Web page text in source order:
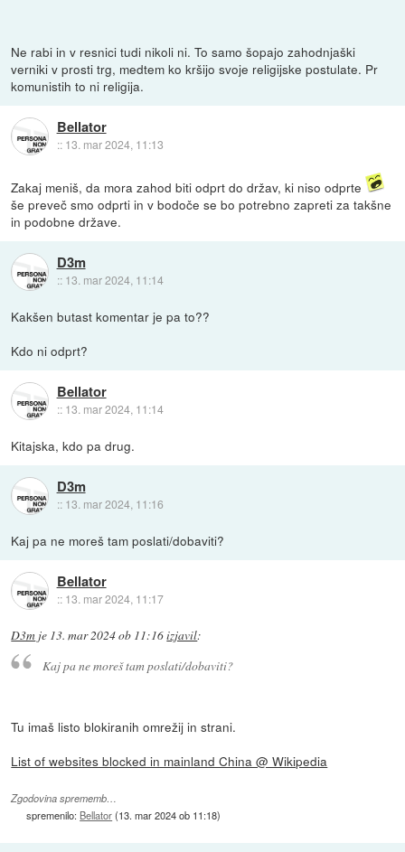
Ne rabi in v resnici tudi nikoli ni. To samo šopajo zahodnjaški
verniki v prosti trg, medtem ko kršijo svoje religijske postulate. Pr
komunistih to ni religija.
Bellator
:: 13. mar 2024, 11:13
Zakaj meniš, da mora zahod biti odprt do držav, ki niso odprte
še preveč smo odprti in v bodoče se bo potrebno zapreti za takšne
in podobne države.
D3m
:: 13. mar 2024, 11:14
Kakšen butast komentar je pa to??
Kdo ni odprt?
Bellator
:: 13. mar 2024, 11:14
Kitajska, kdo pa drug.
D3m
:: 13. mar 2024, 11:16
Kaj pa ne moreš tam poslati/dobaviti?
Bellator
:: 13. mar 2024, 11:17
D3m je 13. mar 2024 ob 11:16izjavil:
Kaj pa ne moreš tam poslati/dobaviti?
Tu imaš listo blokiranih omrežij in strani.
List of websites blocked in mainland China @ Wikipedia
Zgodovina sprememb…
spremenilo: Bellator(13. mar 2024 ob 11:18)